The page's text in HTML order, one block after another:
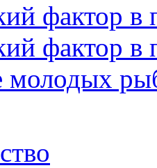
фактор в
фактор в
молодых